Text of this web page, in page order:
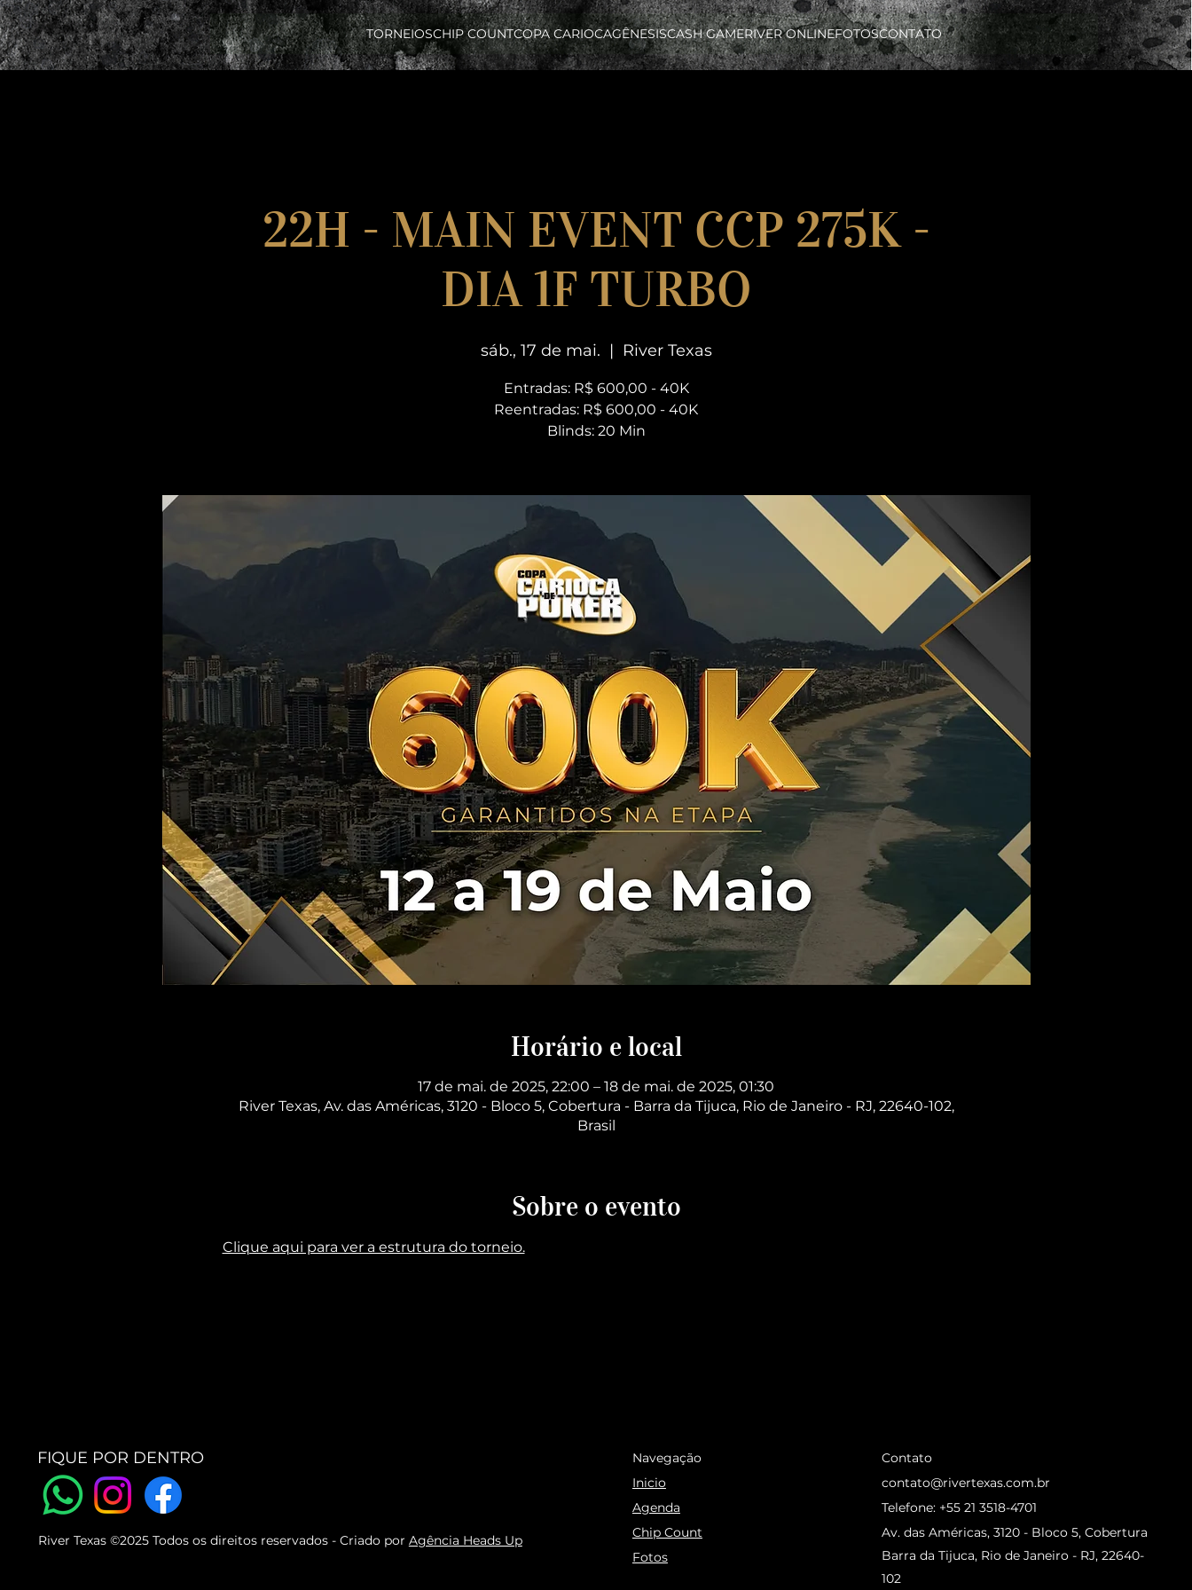
TORNEIOSCHIP COUNTCOPA CARIOCAGÊNESISCASH GAMERIVER ONLINEFOTOSCONTATO
22H - MAIN EVENT CCP 275K -
DIA 1F TURBO
sáb., 17 de mai.
  |
River Texas
Entradas: R$ 600,00 - 40K
Reentradas: R$ 600,00 - 40K
Blinds: 20 Min
Horário e local
17 de mai. de 2025, 22:00 – 18 de mai. de 2025, 01:30
River Texas, Av. das Américas, 3120 - Bloco 5, Cobertura - Barra da Tijuca, Rio de Janeiro - RJ, 22640-102,
Brasil
Sobre o evento
Clique aqui para ver a estrutura do torneio.
FIQUE POR DENTRO
River Texas ©2025 Todos os direitos reservados - Criado por Agência Heads Up
Inicio
Agenda
Chip Count
Navegação
Fotos
Contato
contato@rivertexas.com.br
Telefone: +55 21 3518-4701
Av. das Américas, 3120 - Bloco 5, Cobertura
Barra da Tijuca, Rio de Janeiro - RJ, 22640-
102